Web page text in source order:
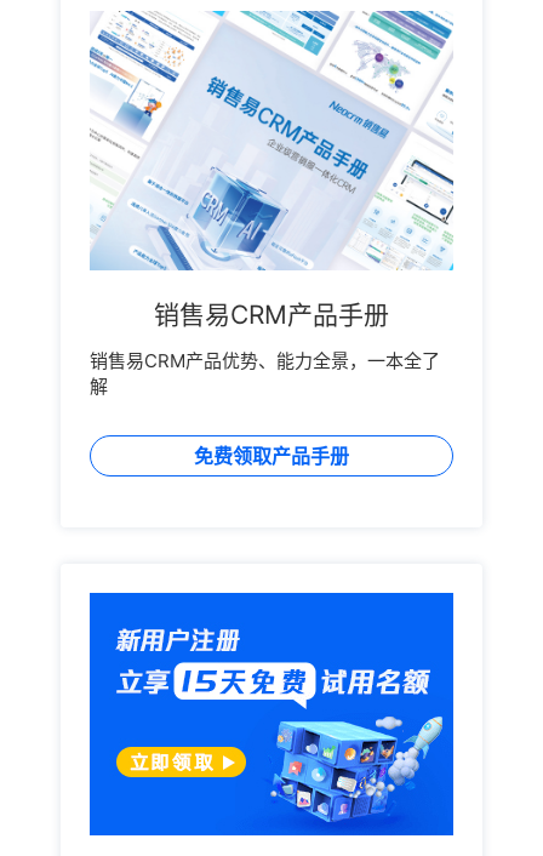
销售易CRM产品手册
销售易CRM产品优势、能力全景，一本全了
解
免费领取产品手册